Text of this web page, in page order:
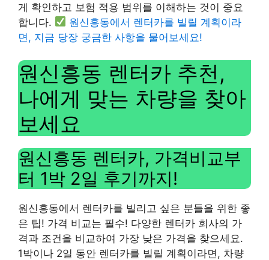
게 확인하고 보험 적용 범위를 이해하는 것이 중요
합니다.
원신흥동에서 렌터카를 빌릴 계획이라
면, 지금 당장 궁금한 사항을 물어보세요!
원신흥동 렌터카 추천,
나에게 맞는 차량을 찾아
보세요
원신흥동 렌터카, 가격비교부
터 1박 2일 후기까지!
원신흥동에서 렌터카를 빌리고 싶은 분들을 위한 좋
은 팁! 가격 비교는 필수! 다양한 렌터카 회사의 가
격과 조건을 비교하여 가장 낮은 가격을 찾으세요.
1박이나 2일 동안 렌터카를 빌릴 계획이라면, 차량